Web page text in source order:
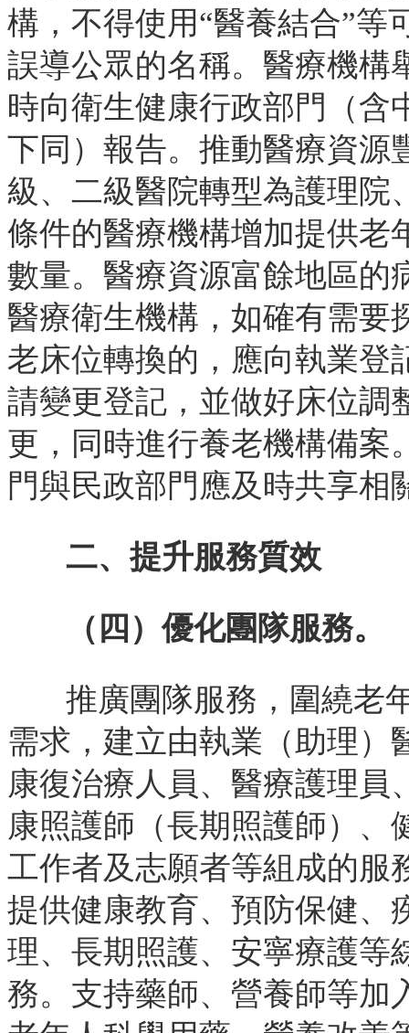
構，不得使用“醫養結合”等
誤導公眾的名稱。醫療機構
時向衛生健康行政部門（含
下同）報告。推動醫療資源
級、二級醫院轉型為護理院
條件的醫療機構增加提供老
數量。醫療資源富餘地區的
醫療衛生機構，如確有需要
老床位轉換的，應向執業登
請變更登記，並做好床位調
更，同時進行養老機構備案
門與民政部門應及時共享相
二、提升服務質效
（四）優化團隊服務。
推廣團隊服務，圍繞老
需求，建立由執業（助理）
康復治療人員、醫療護理員
康照護師（長期照護師）、
工作者及志願者等組成的服
提供健康教育、預防保健、
理、長期照護、安寧療護等
務。支持藥師、營養師等加